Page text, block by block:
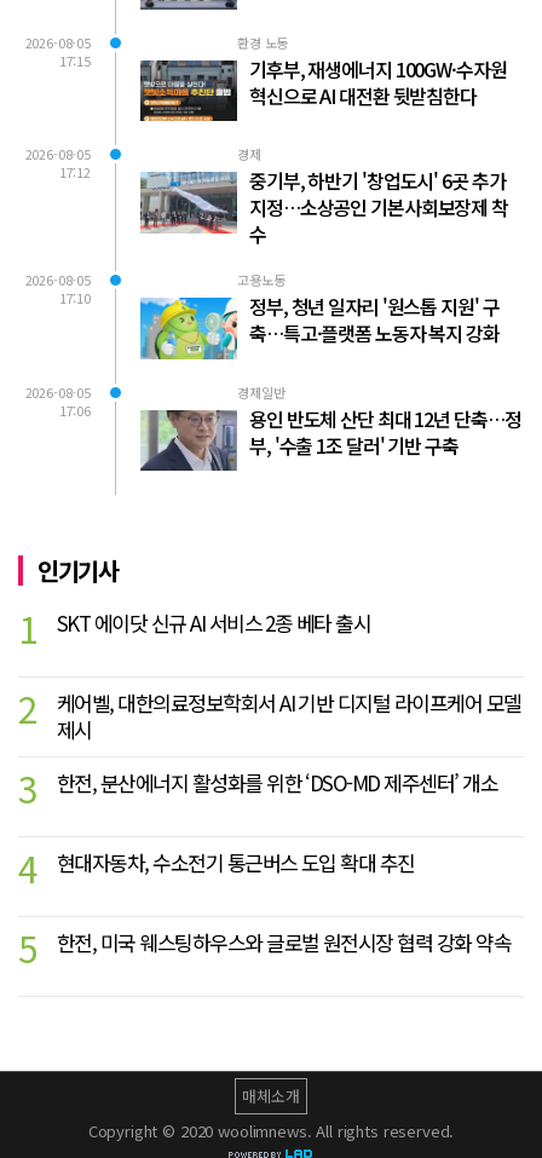
2026-08-05
17:15
환경 노동
기후부, 재생에너지 100GW·수자원
혁신으로 AI 대전환 뒷받침한다
2026-08-05
17:12
경제
중기부, 하반기 '창업도시' 6곳 추가
지정…소상공인 기본사회보장제 착
수
2026-08-05
17:10
고용노동
정부, 청년 일자리 '원스톱 지원' 구
축…특고·플랫폼 노동자 복지 강화
2026-08-05
17:06
경제일반
용인 반도체 산단 최대 12년 단축…정
부, '수출 1조 달러' 기반 구축
인기기사
1 SKT 에이닷 신규 AI 서비스 2종 베타 출시
2
케어벨, 대한의료정보학회서 AI 기반 디지털 라이프케어 모델
제시
3 한전, 분산에너지 활성화를 위한 ‘DSO-MD 제주센터’ 개소
4 현대자동차, 수소전기 통근버스 도입 확대 추진
5 한전, 미국 웨스팅하우스와 글로벌 원전시장 협력 강화 약속
매체소개
Copyright © 2020 woolimnews. All rights reserved.